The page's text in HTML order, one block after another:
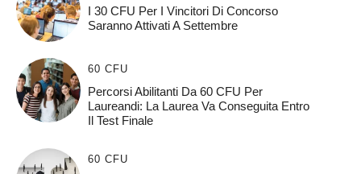
I 30 CFU Per I Vincitori Di Concorso
Saranno Attivati A Settembre
60 CFU
Percorsi Abilitanti Da 60 CFU Per
Laureandi: La Laurea Va Conseguita Entro
Il Test Finale
60 CFU